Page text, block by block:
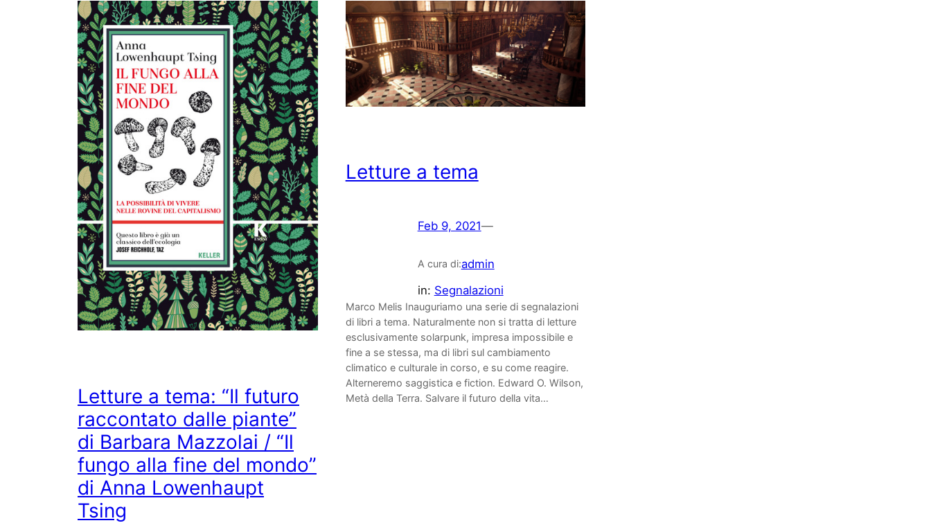
Letture a tema: “Il futuro
raccontato dalle piante”
di Barbara Mazzolai / “Il
fungo alla fine del mondo”
di Anna Lowenhaupt
Tsing
Letture a tema
Feb 9, 2021—
A cura di:admin
in: Segnalazioni
Marco Melis Inauguriamo una serie di segnalazioni
di libri a tema. Naturalmente non si tratta di letture
esclusivamente solarpunk, impresa impossibile e
fine a se stessa, ma di libri sul cambiamento
climatico e culturale in corso, e su come reagire.
Alterneremo saggistica e fiction. Edward O. Wilson,
Metà della Terra. Salvare il futuro della vita…